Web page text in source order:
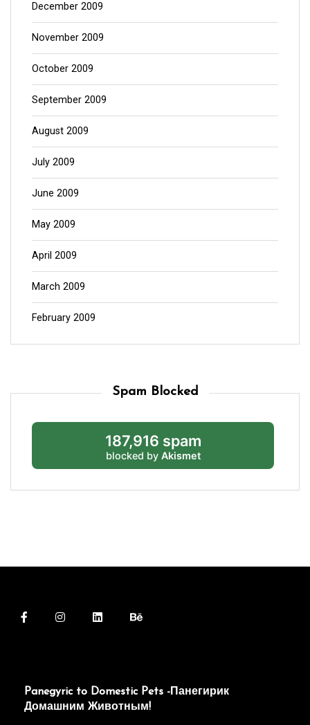
December 2009
November 2009
October 2009
September 2009
August 2009
July 2009
June 2009
May 2009
April 2009
March 2009
February 2009
Spam Blocked
187,916 spam
blocked by Akismet
Panegyric to Domestic Pets -Панегирик
Домашним Животным!